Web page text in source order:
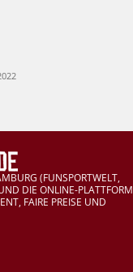
(FUNSPORTWELT,
DIE ONLINE-PLATTFORM
FAIRE PREISE UND